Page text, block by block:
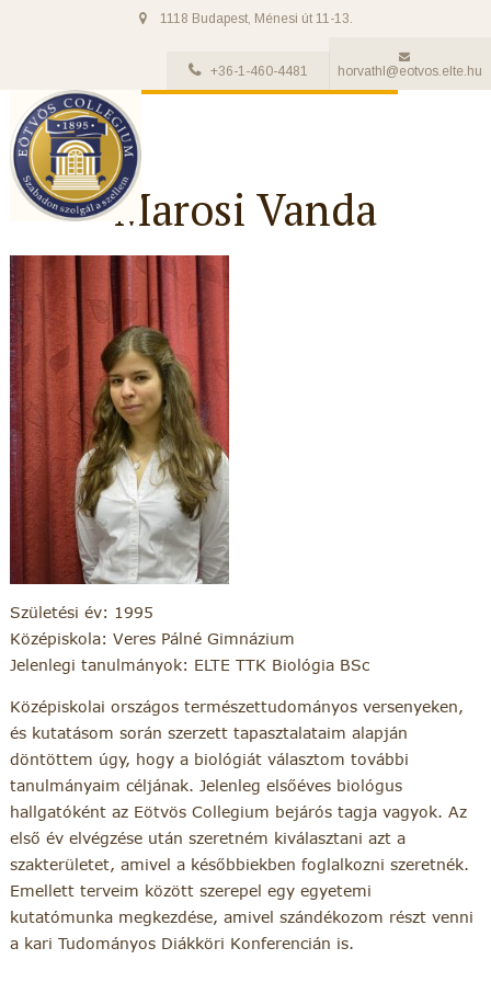
1118 Budapest, Ménesi út 11-13.
+36-1-460-4481 horvathl@eotvos.elte.hu
Marosi Vanda
Születési év: 1995
Középiskola: Veres Pálné Gimnázium
Jelenlegi tanulmányok: ELTE TTK Biológia BSc
Középiskolai országos természettudományos versenyeken,
és kutatásom során szerzett tapasztalataim alapján
döntöttem úgy, hogy a biológiát választom további
tanulmányaim céljának. Jelenleg elsőéves biológus
hallgatóként az Eötvös Collegium bejárós tagja vagyok. Az
első év elvégzése után szeretném kiválasztani azt a
szakterületet, amivel a későbbiekben foglalkozni szeretnék.
Emellett terveim között szerepel egy egyetemi
kutatómunka megkezdése, amivel szándékozom részt venni
a kari Tudományos Diákköri Konferencián is.